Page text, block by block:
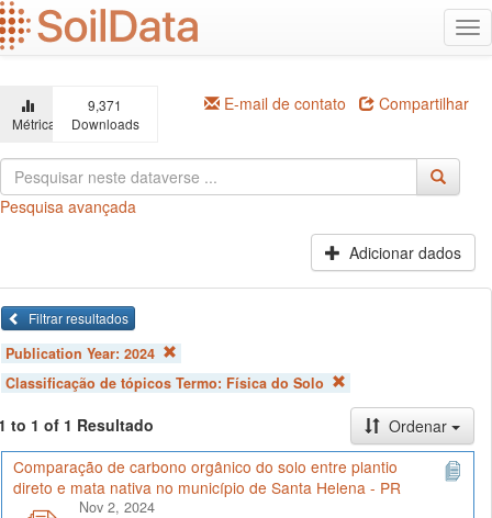
Ir
para
o
principal
Métricas
9,371
Downloads
E-mail de contato Compartilhar
Pesquisa avançada
Adicionar dados
Filtrar resultados
Publication Year: 2024
Classificação de tópicos Termo: Física do Solo
to 1 of 1 Resultado
Ordenar
Comparação de carbono orgânico do solo entre plantio
direto e mata nativa no município de Santa Helena - PR
Nov 2, 2024